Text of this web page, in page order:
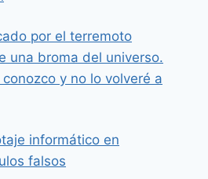
por el terremoto
una broma del universo.
y no lo volveré a
informático en
falsos